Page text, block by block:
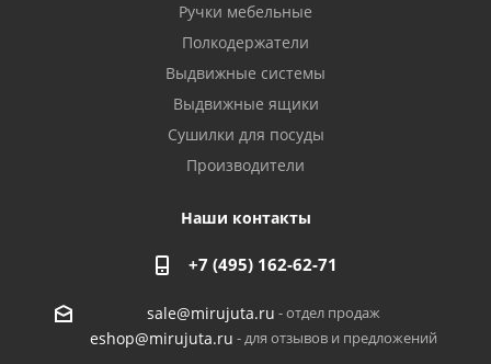
Ручки мебельные
Полкодержатели
Выдвижные системы
Выдвижные ящики
Сушилки для посуды
Производители
Наши контакты
+7 (495) 162-62-71
sale@mirujuta.ru - отдел продаж
eshop@mirujuta.ru - для отзывов и предложений